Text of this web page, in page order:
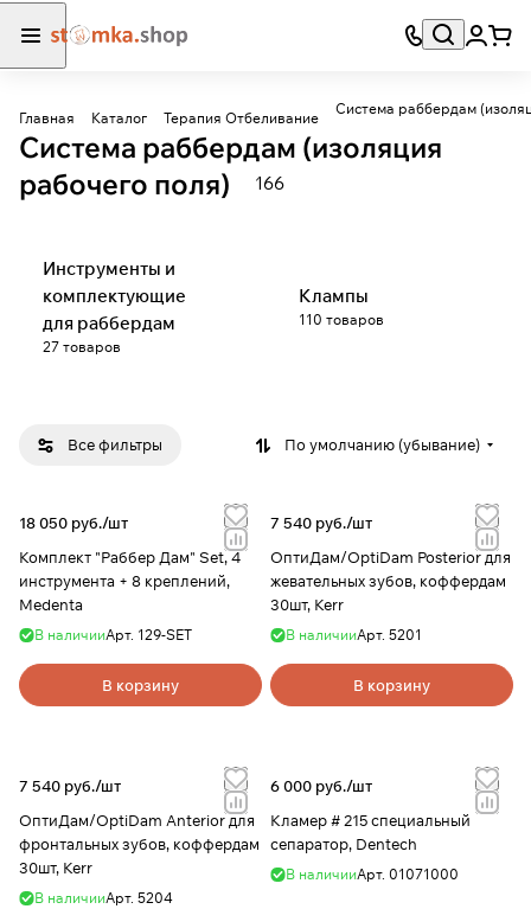
Главная Каталог Терапия Отбеливание
Система раббердам
Система раббердам (изоляция
рабочего поля)
166
Инструменты и
комплектующие
для раббердам
27 товаров
Клампы
110 товаров
Все фильтры По умолчанию (убывание)
18 050 руб./шт
Комплект "Раббер Дам" Set, 4
инструмента + 8 креплений,
Medenta
В наличииАрт. 129-SET
В корзину
7 540 руб./шт
ОптиДам/OptiDam Posterior для
жевательных зубов, коффердам
30шт, Kerr
В наличииАрт. 5201
В корзину
7 540 руб./шт
ОптиДам/OptiDam Anterior для
фронтальных зубов, коффердам
30шт, Kerr
В наличииАрт. 5204
6 000 руб./шт
Кламер # 215 специальный
сепаратор, Dentech
В наличииАрт. 01071000